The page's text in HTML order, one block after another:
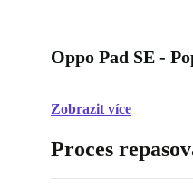
Oppo Pad SE -
Zobrazit více
Proces